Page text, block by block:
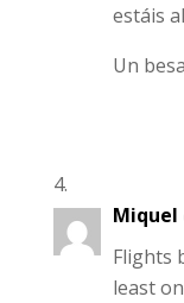
estáis
Un
Miquel
Flights
least